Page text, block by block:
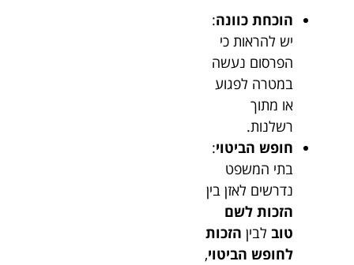
הוכחת כוונה:
יש להראות כי
הפרסום נעשה
במטרה לפגוע
או מתוך
רשלנות.
חופש הביטוי:
בתי המשפט
נדרשים לאזן בין
הזכות לשם
טוב לבין הזכות
לחופש הביטוי,